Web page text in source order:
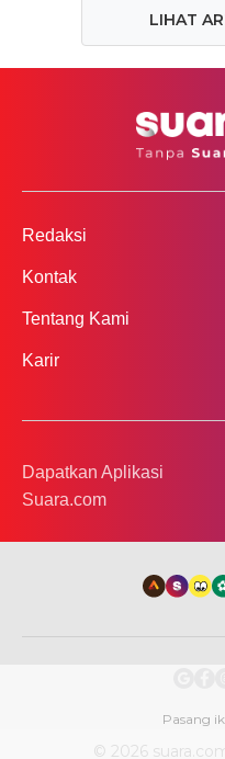
LIHAT
Redaksi
Kontak
Tentang Kami
Karir
Dapatkan Aplikasi
Suara.com
© 2026